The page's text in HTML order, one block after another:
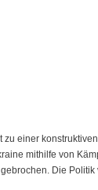
einer
mithilfe von
Die